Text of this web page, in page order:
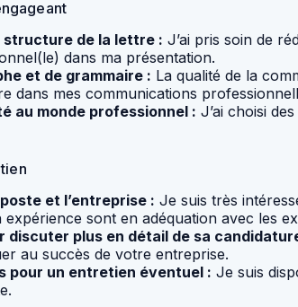
de la lettre : J’ai pris soin de
dans ma présentation.
et de grammaire : La qualité de la
dans mes communications
au monde professionnel : J’ai choisi
et l’entreprise : Je suis très
sont en adéquation avec les
discuter plus en détail de sa
au succès de votre entreprise.
pour un entretien éventuel : Je suis